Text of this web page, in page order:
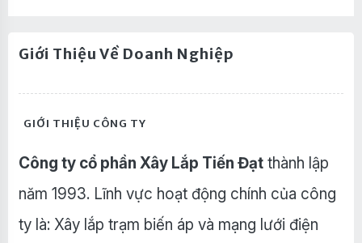
Giới Thiệu Về Doanh Nghiệp
GIỚI THIỆU CÔNG TY
Công ty cổ phần Xây Lắp Tiến Đạtthành lập
năm 1993. Lĩnh vực hoạt động chính của công
ty là: Xây lắp trạm biến áp và mạng lưới điện